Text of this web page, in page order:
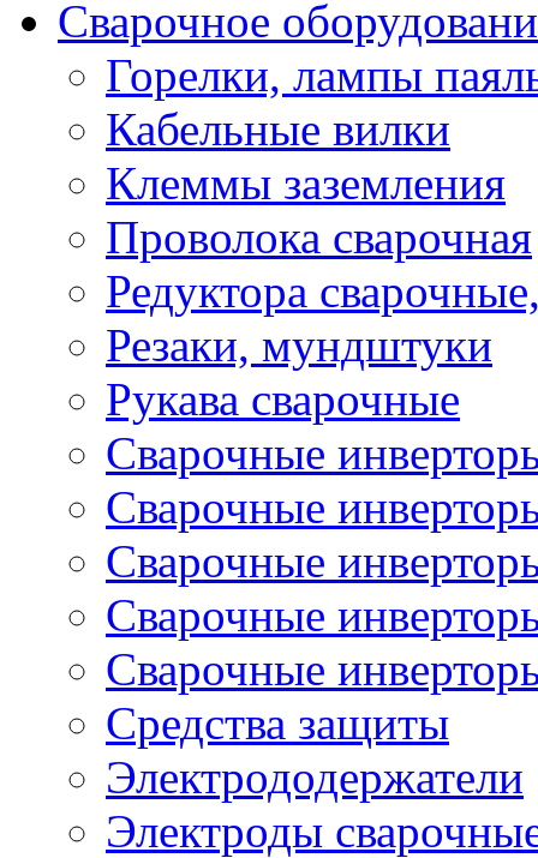
Сварочное
Горелки, лампы
Кабельные вилки
Клеммы заземления
Проволока сварочная
Редуктора
Резаки, мундштуки
Рукава сварочные
Сварочные
Сварочные
Сварочные
Сварочные
Сварочные
Средства защиты
Электрододержатели
Электроды